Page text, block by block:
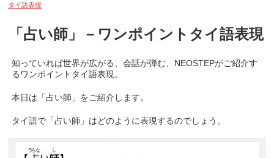
タイ語表現
「占い師」－ワンポイントタイ語表現
知っていれば世界が広がる、会話が弾む、NEOSTEPがご紹介す
るワンポイントタイ語表現。
本日は「占い師」をご紹介します。
タイ語で「占い師」はどのように表現するのでしょう。